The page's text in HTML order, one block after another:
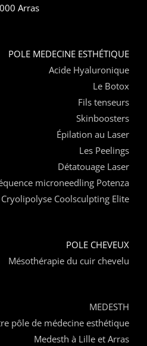
Arras
POLE MEDECINE ESTHÉTIQUE
Acide Hyaluronique
Le Botox
Fils tenseurs
Skinboosters
Épilation au Laser
Les Peelings
Détatouage Laser
microneedling Potenza
Cryolipolyse Coolsculpting Elite
POLE CHEVEUX
Mésothérapie du cuir chevelu
MEDESTH
pôle de médecine esthétique
Medesth à Lille et Arras